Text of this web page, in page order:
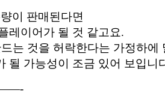
이 판매된다면
레이어가 될 것 같고요.
는 것을 허락한다는 가정하에
될 가능성이 조금 있어 보입니